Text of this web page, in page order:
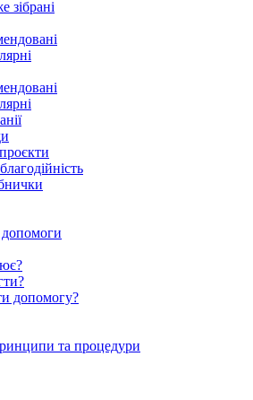
зібрані
допомогу?
та процедури